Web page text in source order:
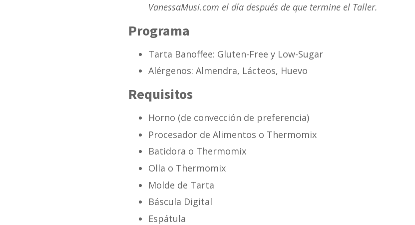
VanessaMusi.com el día después de que termine el Taller.
Programa
Tarta Banoffee: Gluten-Free y Low-Sugar
Alérgenos: Almendra, Lácteos, Huevo
Requisitos
Horno (de convección de preferencia)
Procesador de Alimentos o Thermomix
Batidora o Thermomix
Olla o Thermomix
Molde de Tarta
Báscula Digital
Espátula